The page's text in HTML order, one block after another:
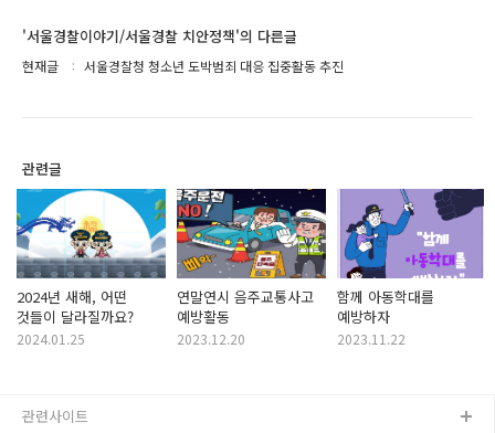
'서울경찰이야기/서울경찰 치안정책'의 다른글
현재글 서울경찰청 청소년 도박범죄 대응 집중활동 추진
관련글
2024년 새해, 어떤
것들이 달라질까요?
2024.01.25
연말연시 음주교통사고
예방활동
2023.12.20
함께 아동학대를
예방하자
2023.11.22
관련사이트